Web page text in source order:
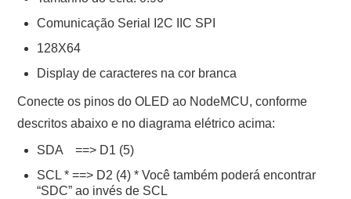
Comunicação Serial I2C IIC SPI
128X64
Display de caracteres na cor branca
Conecte os pinos do OLED ao NodeMCU, conforme
descritos abaixo e no diagrama elétrico acima:
SDA ==> D1 (5)
SCL * ==> D2 (4) * Você também poderá encontrar
“SDC” ao invés de SCL